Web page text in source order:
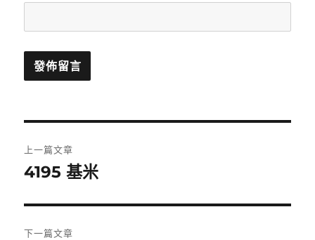
章
覽
上一篇文章
上
篇
文
4195 基米
下一篇文章